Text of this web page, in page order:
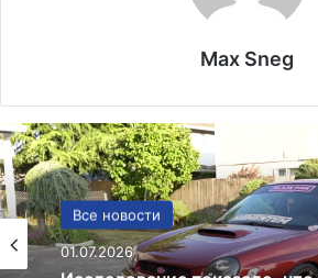
Max Sneg
Политика
24.06.2025